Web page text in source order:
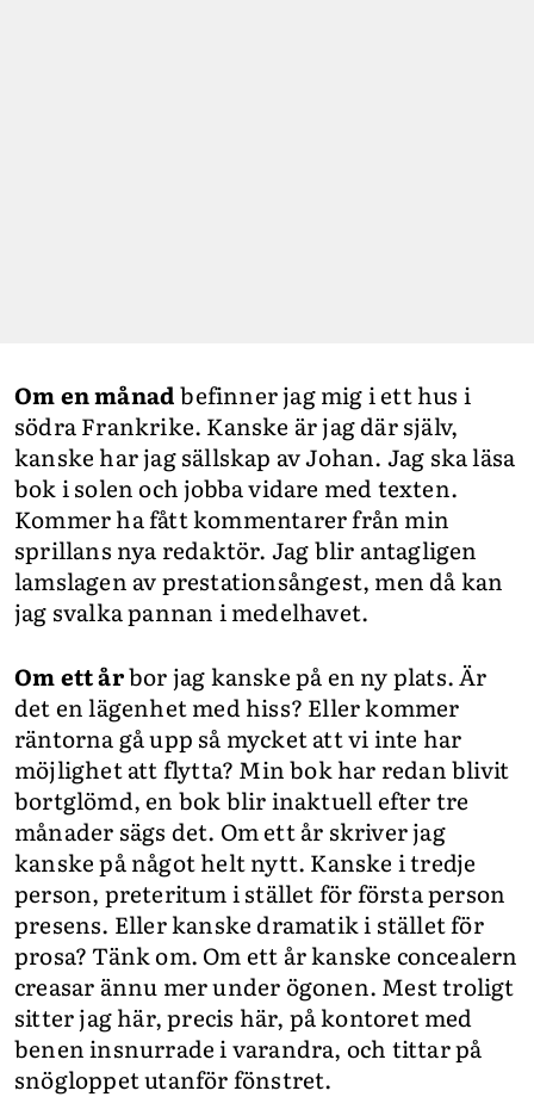
Om en månadbefinner jag mig i ett hus i
södra Frankrike. Kanske är jag där själv,
kanske har jag sällskap av Johan. Jag ska läsa
bok i solen och jobba vidare med texten.
Kommer ha fått kommentarer från min
sprillans nya redaktör. Jag blir antagligen
lamslagen av prestationsångest, men då kan
jag svalka pannan i medelhavet.
Om ett årbor jag kanske på en ny plats. Är
det en lägenhet med hiss? Eller kommer
räntorna gå upp så mycket att vi inte har
möjlighet att flytta? Min bok har redan blivit
bortglömd, en bok blir inaktuell efter tre
månader sägs det. Om ett år skriver jag
kanske på något helt nytt. Kanske i tredje
person, preteritum i stället för första person
presens. Eller kanske dramatik i stället för
prosa? Tänk om. Om ett år kanske concealern
creasar ännu mer under ögonen. Mest troligt
sitter jag här, precis här, på kontoret med
benen insnurrade i varandra, och tittar på
snögloppet utanför fönstret.